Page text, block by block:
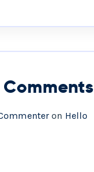
on Hello